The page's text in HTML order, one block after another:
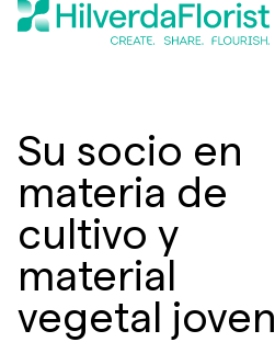
Su socio en
materia de
cultivo y
material
vegetal joven